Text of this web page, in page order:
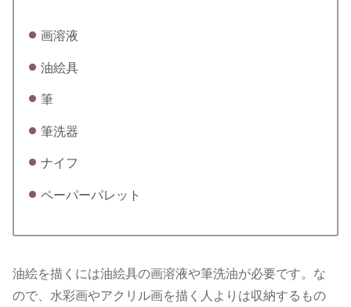
画溶液
油絵具
筆
筆洗器
ナイフ
ペーパーパレット
油絵を描くには油絵具の画溶液や筆洗油が必要です。な
ので、水彩画やアクリル画を描く人よりは収納するもの